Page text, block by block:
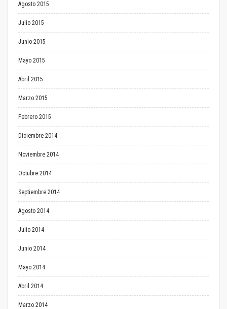
Agosto 2015
Julio 2015
Junio 2015
Mayo 2015
Abril 2015
Marzo 2015
Febrero 2015
Diciembre 2014
Noviembre 2014
Octubre 2014
Septiembre 2014
Agosto 2014
Julio 2014
Junio 2014
Mayo 2014
Abril 2014
Marzo 2014